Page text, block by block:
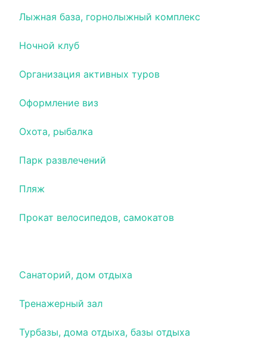
Лыжная база, горнолыжный комплекс
Ночной клуб
Организация активных туров
Оформление виз
Охота, рыбалка
Парк развлечений
Пляж
Прокат велосипедов, самокатов
Санаторий, дом отдыха
Тренажерный зал
Турбазы, дома отдыха, базы отдыха